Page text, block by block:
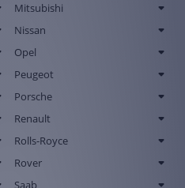
Mitsubishi
Nissan
Opel
Peugeot
Porsche
Renault
Rolls-Royce
Rover
Saab